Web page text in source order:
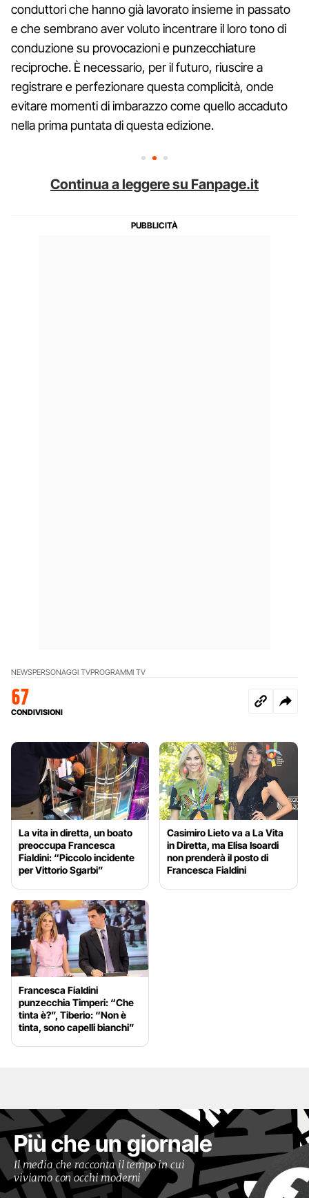
conduttori che hanno già lavorato insieme in passato
e che sembrano aver voluto incentrare il loro tono di
conduzione su provocazioni e punzecchiature
reciproche. È necessario, per il futuro, riuscire a
registrare e perfezionare questa complicità, onde
evitare momenti di imbarazzo come quello accaduto
nella prima puntata di questa edizione.
Continua a leggere su Fanpage.it
NEWSPERSONAGGI TVPROGRAMMI TV
67
CONDIVISIONI
La vita in diretta, un boato
preoccupa Francesca
Fialdini: “Piccolo incidente
per Vittorio Sgarbi”
Casimiro Lieto va a La Vita
in Diretta, ma Elisa Isoardi
non prenderà il posto di
Francesca Fialdini
Francesca Fialdini
punzecchia Timperi: “Che
tinta è?”, Tiberio: “Non è
tinta, sono capelli bianchi”
Più che un giornale
Il media che racconta il tempo in cui
viviamo con occhi moderni